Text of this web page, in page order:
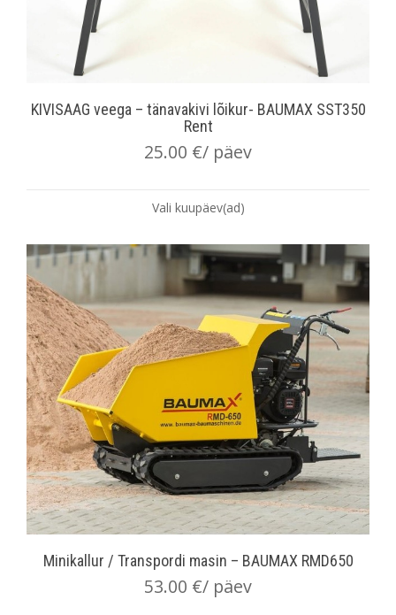
KIVISAAG veega – tänavakivi lõikur- BAUMAX SST350
Rent
25.00 €/ päev
Vali kuupäev(ad)
Minikallur / Transpordi masin – BAUMAX RMD650
53.00 €/ päev